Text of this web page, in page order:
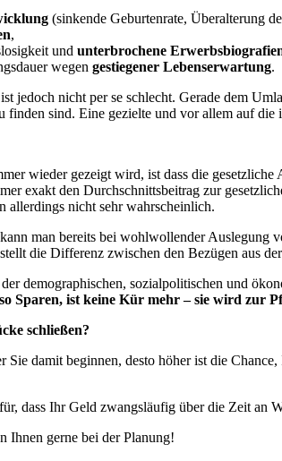
(sinkende Geburtenrate, Überalterung
,
und unterbrochene
wegen gestiegener Lebenserwartung.
jedoch nicht per se schlecht. Gerade dem
finden sind. Eine gezielte und vor allem auf
wieder gezeigt wird, ist dass die
exakt den Durchschnittsbeitrag zur
allerdings nicht sehr wahrscheinlich.
man bereits bei wohlwollender Auslegung
die Differenz zwischen den Bezügen aus
demographischen, sozialpolitischen und
Sparen, ist keine Kür mehr – sie wird zur
schließen?
Sie damit beginnen, desto höher ist die
dass Ihr Geld zwangsläufig über die Zeit an
Ihnen gerne bei der Planung!